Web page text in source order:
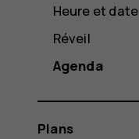
Heure et date
Réveil
Agenda
Plans